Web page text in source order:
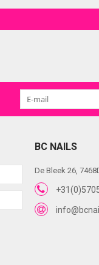
BC NAILS
De Bleek 26,